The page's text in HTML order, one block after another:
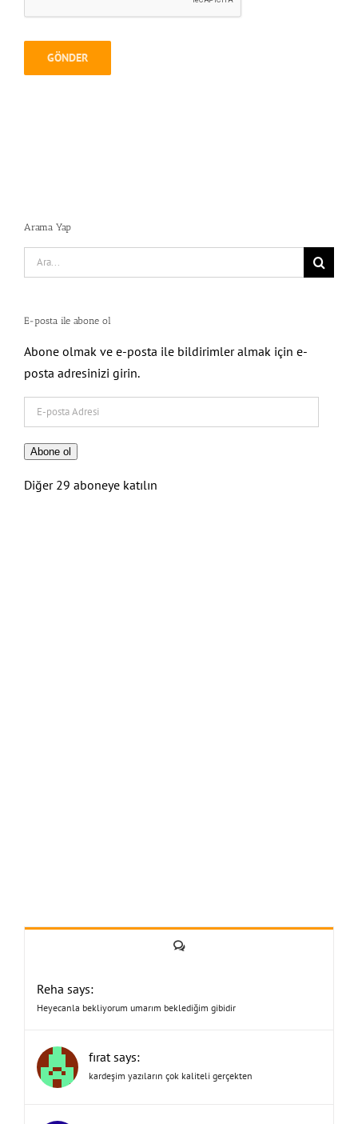
Arama Yap
Search
for:
E-posta ile abone ol
Abone olmak ve e-posta ile bildirimler almak için e-
posta adresinizi girin.
posta
Adresi
Abone ol
Diğer 29 aboneye katılın
Yorum
Reha says:
Heyecanla bekliyorum umarım beklediğim gibidir
fırat says:
kardeşim yazıların çok kaliteli gerçekten